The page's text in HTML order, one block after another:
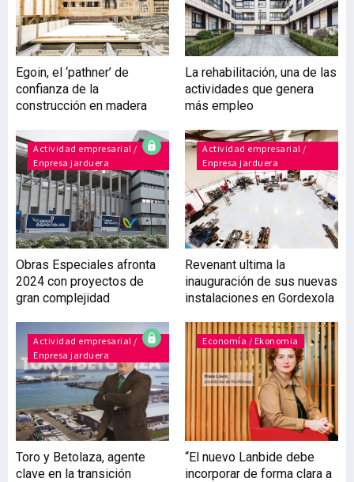
sostenibilidad, tecnología
y cero
mantenimiento.Según el
director general de Ojmar,
Ramón Gabikagogeaskoa,
“el nuevo sistema, que
prescinde de pilas,
baterías y cables, se
alimenta a través de la
energía cinét
Egoin, el ‘pathner’ de
confianza de la
construcción en madera
La rehabilitación, una de las
actividades que genera
más empleo
Actividad empresarial /
Enpresa jarduera
Obras Especiales afronta
2024 con proyectos de
gran complejidad
Actividad empresarial /
Enpresa jarduera
Revenant ultima la
inauguración de sus nuevas
instalaciones en Gordexola
Actividad empresarial /
Enpresa jarduera
Toro y Betolaza, agente
clave en la transición
Economía / Ekonomia
“El nuevo Lanbide debe
incorporar de forma clara a